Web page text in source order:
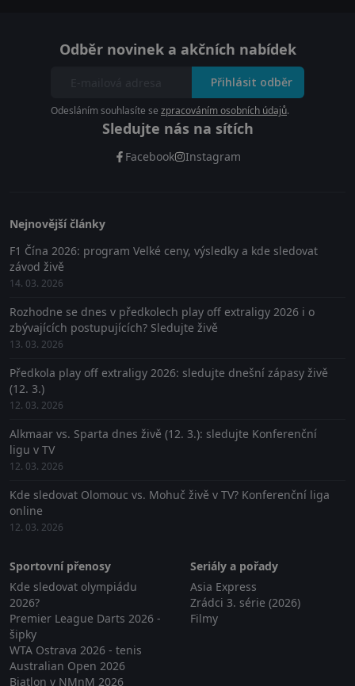
Odběr novinek a akčních nabídek
Přihlásit odběr
Odesláním souhlasíte se zpracováním osobních údajů.
Sledujte nás na sítích
Facebook Instagram
Nejnovější články
F1 Čína 2026: program Velké ceny, výsledky a kde sledovat
závod živě
14. 03. 2026
Rozhodne se dnes v předkolech play off extraligy 2026 i o
zbývajících postupujících? Sledujte živě
13. 03. 2026
Předkola play off extraligy 2026: sledujte dnešní zápasy živě
(12. 3.)
12. 03. 2026
Alkmaar vs. Sparta dnes živě (12. 3.): sledujte Konferenční
ligu v TV
12. 03. 2026
Kde sledovat Olomouc vs. Mohuč živě v TV? Konferenční liga
online
12. 03. 2026
Sportovní přenosy
Kde sledovat olympiádu
2026?
Premier League Darts 2026 -
šipky
WTA Ostrava 2026 - tenis
Australian Open 2026
Biatlon v NMnM 2026
Seriály a pořady
Asia Express
Zrádci 3. série (2026)
Filmy